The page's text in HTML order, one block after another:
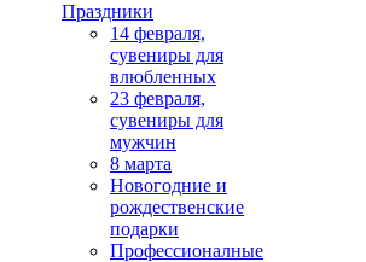
Праздники
14 февраля,
сувениры для
влюбленных
23 февраля,
сувениры для
мужчин
8 марта
Новогодние и
рождественские
подарки
Профессионалные